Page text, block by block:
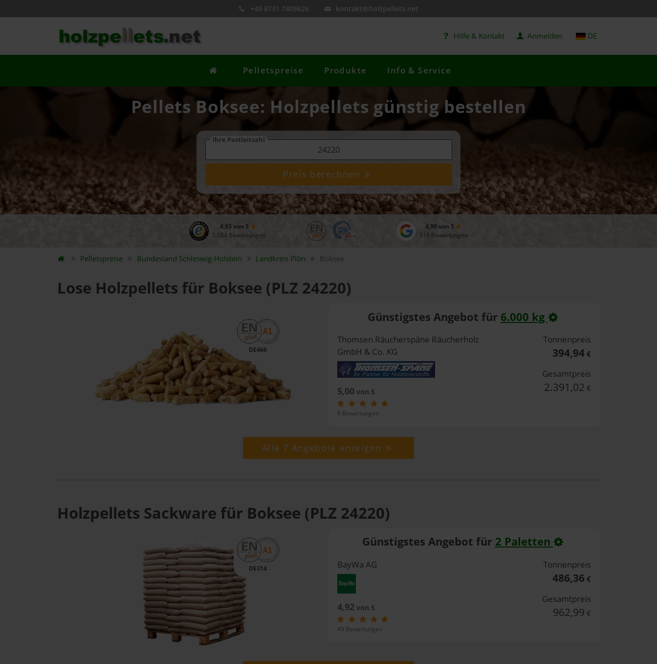
+49 8731 7409626 kontakt@holzpellets.net
Hilfe & Kontakt Anmelden DE
Pelletspreise Produkte Info & Service
Pellets Boksee: Holzpellets günstig bestellen
Ihre Postleitzahl
Preis berechnen
4,93 von 5
5.084 Bewertungen
4,90 von 5
316 Bewertungen
Pelletspreise Bundesland Schleswig-Holstein Landkreis Plön Boksee
Lose Holzpellets für Boksee (PLZ 24220)
DE466
Günstigstes Angebot für 6.000 kg
Thomsen Räucherspäne Räucherholz
GmbH & Co. KG
5,00 von 5
6 Bewertungen
Tonnenpreis
394,94€
Gesamtpreis
2.391,02 €
Alle 7 Angebote anzeigen
Holzpellets Sackware für Boksee (PLZ 24220)
DE314
Günstigstes Angebot für 2 Paletten
BayWa AG
4,92von 5
49 Bewertungen
Tonnenpreis
486,36 €
Gesamtpreis
962,99 €